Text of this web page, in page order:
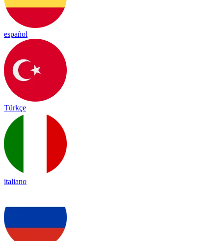
español
Türkçe
italiano